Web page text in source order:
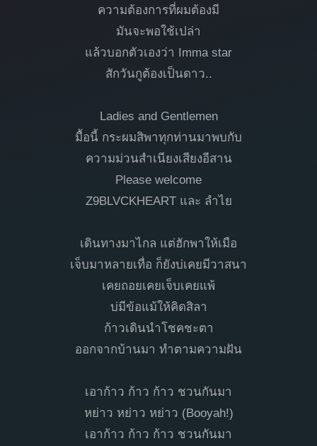
ความต้องการที่ผมต้องมี
มันจะพอใช้เปล่า
แล้วบอกตัวเองว่า Imma star
สักวันกูต้องเป็นดาว..
Ladies and Gentlemen
มื้อนี้ กระผมสิพาทุกท่านมาพบกับ
ความม่วนสำเนียงเสียงอีสาน
Please welcome
Z9BLVCKHEART และ ลำไย
เดินทางมาไกล แต่ฮักพาให้เมือ
เจ็บมาหลายเทื่อ ก็ยังบ่เคยมีวาสนา
เคยถอยเคยเจ็บเคยแพ้
บ่มีข้อแม้ให้คิดสิลา
ก้าวเดินนำโชคชะตา
ออกจากบ้านมา ทำตามความฝัน
เอาก้าว ก้าว ก้าว ชวนกันมา
หย่าว หย่าว หย่าว (Booyah!)
เอาก้าว ก้าว ก้าว ชวนกันมา